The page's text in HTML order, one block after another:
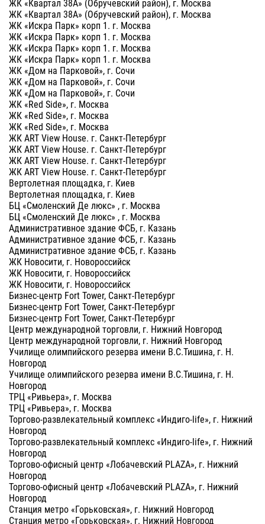
ЖК «Квартал 38А» (Обручевский район), г. Москва
ЖК «Квартал 38А» (Обручевский район), г. Москва
ЖК «Искра Парк» корп 1. г. Москва
ЖК «Искра Парк» корп 1. г. Москва
ЖК «Искра Парк» корп 1. г. Москва
ЖК «Искра Парк» корп 1. г. Москва
ЖК «Дом на Парковой», г. Сочи
ЖК «Дом на Парковой», г. Сочи
ЖК «Дом на Парковой», г. Сочи
ЖК «Red Side», г. Москва
ЖК «Red Side», г. Москва
ЖК «Red Side», г. Москва
ЖК ART View House. г. Санкт-Петербург
ЖК ART View House. г. Санкт-Петербург
ЖК ART View House. г. Санкт-Петербург
ЖК ART View House. г. Санкт-Петербург
Вертолетная площадка, г. Киев
Вертолетная площадка, г. Киев
БЦ «Смоленский Де люкс» , г. Москва
БЦ «Смоленский Де люкс» , г. Москва
Административное здание ФСБ, г. Казань
Административное здание ФСБ, г. Казань
Административное здание ФСБ, г. Казань
ЖК Новосити, г. Новороссийск
ЖК Новосити, г. Новороссийск
ЖК Новосити, г. Новороссийск
Бизнес-центр Fort Tower, Санкт-Петербург
Бизнес-центр Fort Tower, Санкт-Петербург
Бизнес-центр Fort Tower, Санкт-Петербург
Центр международной торговли, г. Нижний Новгород
Центр международной торговли, г. Нижний Новгород
Училище олимпийского резерва имени В.С.Тишина, г. Н.
Новгород
Училище олимпийского резерва имени В.С.Тишина, г. Н.
Новгород
ТРЦ «Ривьера», г. Москва
ТРЦ «Ривьера», г. Москва
Торгово-развлекательный комплекс «Индиго-life», г. Нижний
Новгород
Торгово-развлекательный комплекс «Индиго-life», г. Нижний
Новгород
Торгово-офисный центр «Лобачевский PLAZA», г. Нижний
Новгород
Торгово-офисный центр «Лобачевский PLAZA», г. Нижний
Новгород
Станция метро «Горьковская», г. Нижний Новгород
Станция метро «Горьковская», г. Нижний Новгород